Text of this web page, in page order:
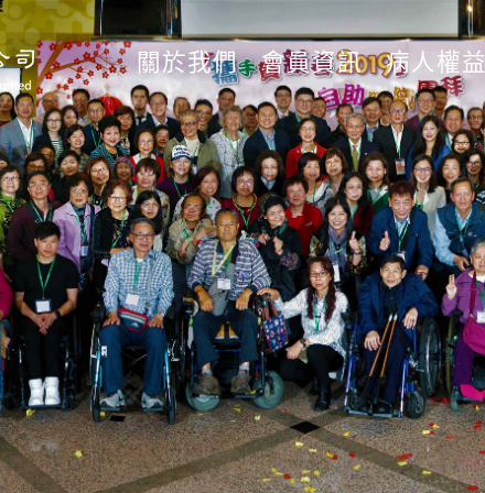
關於我們 會員資訊 病人權益